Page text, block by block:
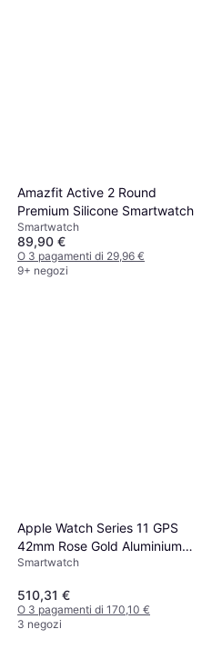
Amazfit Active 2 Round
Premium Silicone Smartwatch
Smartwatch
89,90 €
O 3 pagamenti di 29,96 €
9+ negozi
Apple Watch Series 11 GPS
42mm Rose Gold Aluminium
Case
Smartwatch
510,31 €
O 3 pagamenti di 170,10 €
3 negozi